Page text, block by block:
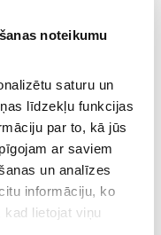
noteikumu
saturu un
līdzekļu funkcijas
par to, kā jūs
ar saviem
un analīzes
informāciju, ko
lietojat viņu